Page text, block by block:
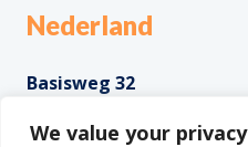
We value your privacy
Nederland
Basisweg 32